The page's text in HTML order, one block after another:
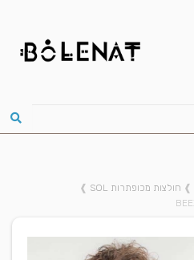
❱ חולצות מכופתרות SOL
❱